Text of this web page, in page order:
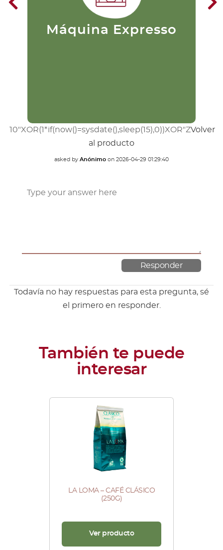
Máquina Expresso
puristas. Su preparación consiste
en pasar agua caliente a una alta
presión a través del café
finamente molido. Este se filtra
extrayendo rápidamente el
10"XOR(1*if(now()=sysdate(),sleep(15),0))XOR"ZVolver
al producto
asked by Anónimo on 2026-04-29 01:29:40
Todavía no hay respuestas para esta pregunta, sé
el primero en responder.
LA LOMA – CAFÉ CLÁSICO
(250G)
Ver producto